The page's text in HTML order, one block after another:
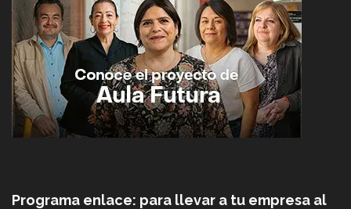
Programa enlace: para llevar a tu empresa al